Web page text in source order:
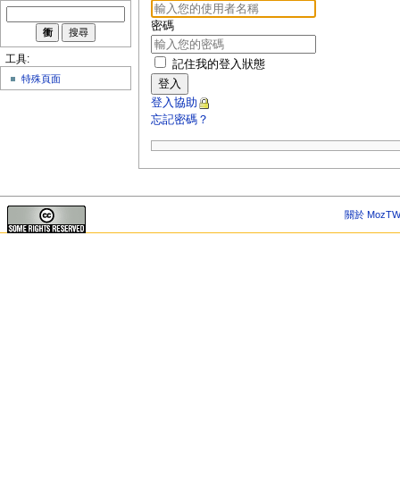
密碼
記住我的登入狀態
登入
登入協助
忘記密碼？
工具:
特殊頁面
關於